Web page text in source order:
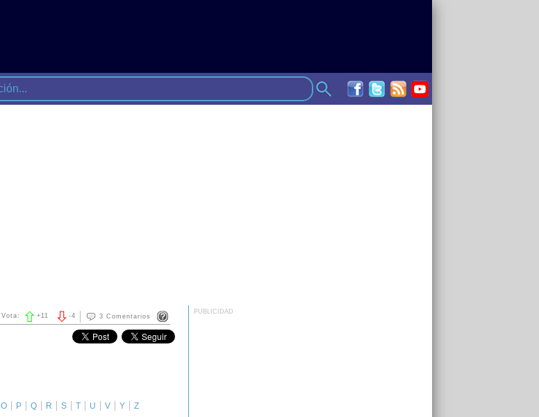
3 Comentarios
-4
Vota: +11
O P Q R S T U V Y
Z
PUBLICIDAD